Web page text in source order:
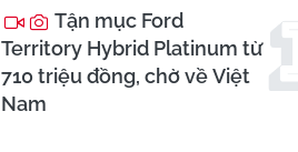
Tận mục Ford
Territory Hybrid Platinum từ
710 triệu đồng, chờ về Việt
Nam